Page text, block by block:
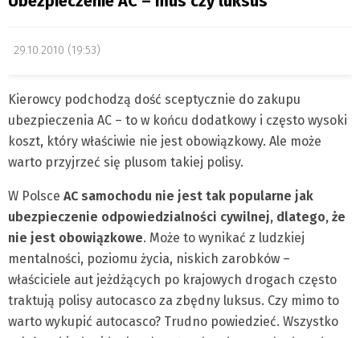
29.10.2010 (19:53)
Kierowcy podchodzą dość sceptycznie do zakupu
ubezpieczenia AC – to w końcu dodatkowy i często wysoki
koszt, który właściwie nie jest obowiązkowy. Ale może
warto przyjrzeć się plusom takiej polisy.
W Polsce AC samochodu nie jest tak popularne jak
ubezpieczenie odpowiedzialności cywilnej, dlatego, że
nie jest obowiązkowe. Może to wynikać z ludzkiej
mentalności, poziomu życia, niskich zarobków –
właściciele aut jeżdżących po krajowych drogach często
traktują polisy autocasco za zbędny luksus. Czy mimo to
warto wykupić autocasco? Trudno powiedzieć. Wszystko